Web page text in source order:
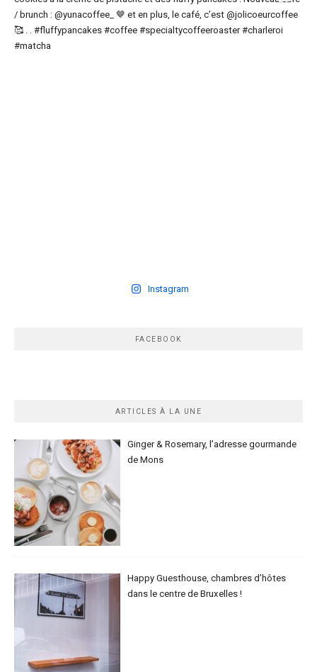
Instagram
FACEBOOK
ARTICLES À LA UNE
Ginger & Rosemary, l’adresse gourmande
de Mons
Happy Guesthouse, chambres d’hôtes
dans le centre de Bruxelles !